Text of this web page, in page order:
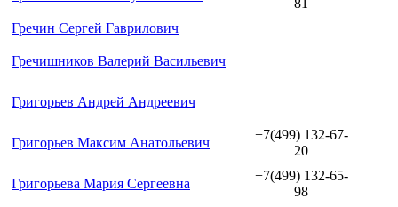
Гречин Сергей Гаврилович
Гречишников Валерий Васильевич
Григорьев Андрей Андреевич
Григорьев Максим Анатольевич
+7(499) 132-67-
20
Григорьева Мария Сергеевна
+7(499) 132-65-
98